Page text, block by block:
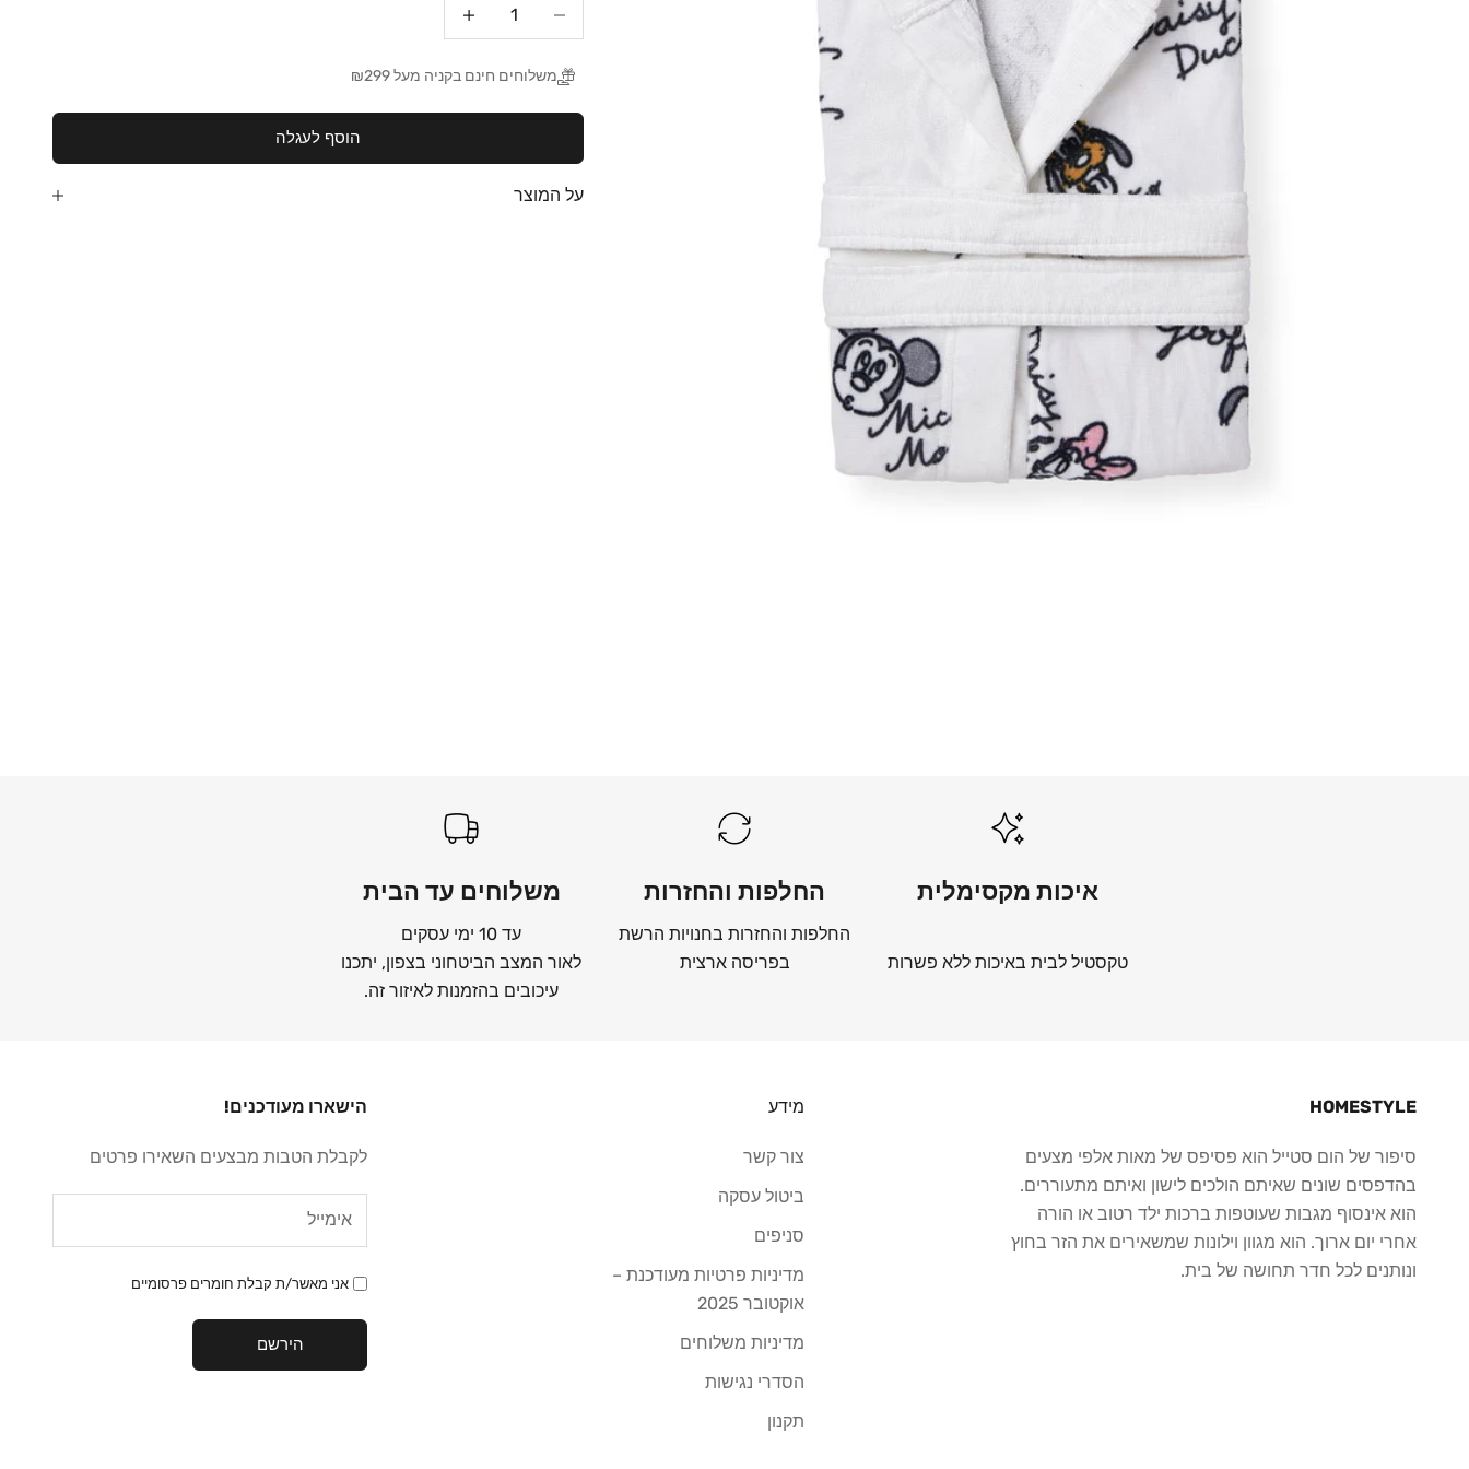
משלוחים חינם בקניה מעל ₪299
הוסף לעגלה
על המוצר
איכות מקסימלית
טקסטיל לבית באיכות ללא פשרות
החלפות והחזרות
החלפות והחזרות בחנויות הרשת
בפריסה ארצית
משלוחים עד הבית
עד 10 ימי עסקים
לאור המצב הביטחוני בצפון, יתכנו
עיכובים בהזמנות לאיזור זה.
HOMESTYLE
סיפור של הום סטייל הוא פסיפס של מאות אלפי מצעים
בהדפסים שונים שאיתם הולכים לישון ואיתם מתעוררים.
הוא אינסוף מגבות שעוטפות ברכות ילד רטוב או הורה
אחרי יום ארוך. הוא מגוון וילונות שמשאירים את הזר בחוץ
ונותנים לכל חדר תחושה של בית.
מידע
צור קשר
ביטול עסקה
סניפים
מדיניות פרטיות מעודכנת –
אוקטובר 2025
מדיניות משלוחים
הסדרי נגישות
תקנון
הישארו מעודכנים!
לקבלת הטבות מבצעים השאירו פרטים
אני מאשר/ת קבלת חומרים פרסומיים
הירשם